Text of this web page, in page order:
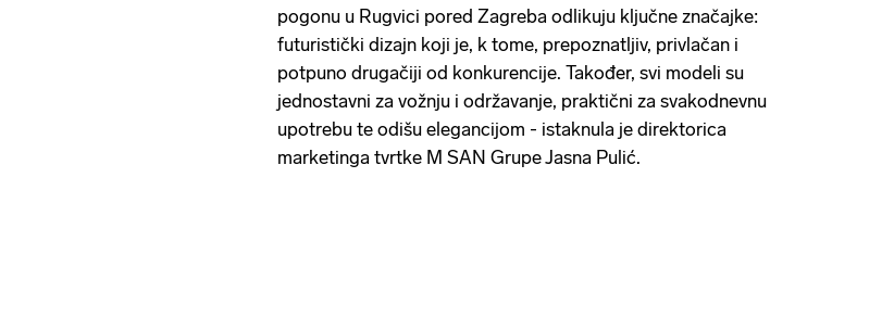
pogonu u Rugvici pored Zagreba odlikuju ključne značajke:
futuristički dizajn koji je, k tome, prepoznatljiv, privlačan i
potpuno drugačiji od konkurencije. Također, svi modeli su
jednostavni za vožnju i održavanje, praktični za svakodnevnu
upotrebu te odišu elegancijom - istaknula je direktorica
marketinga tvrtke M SAN Grupe Jasna Pulić.